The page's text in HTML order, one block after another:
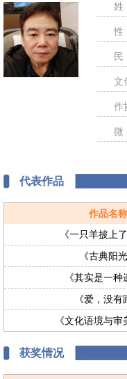
文
作
代表作品
作品名称
《一只羊披上
《古典阳
《其实是一种
《爱，没有
《文化语境与
获奖情况